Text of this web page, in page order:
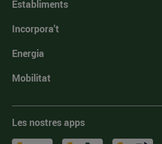
Establiments
Incorpora't
Energia
Mobilitat
Les nostres apps